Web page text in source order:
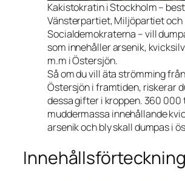
Kakistokratin i Stockholm –
Vänsterpartiet, Miljöpartiet och
Socialdemokraterna – vill
som innehåller arsenik,
m.m i Östersjön.
Så om du vill äta strömming från
Östersjön i framtiden, riskerar
dessa gifter i kroppen. 360 000
muddermassa innehållande
arsenik och bly skall dumpas i
Innehållsförteckning